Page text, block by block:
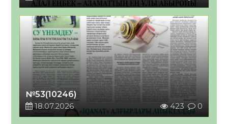
№53(10246)
18.07.2026
423 0